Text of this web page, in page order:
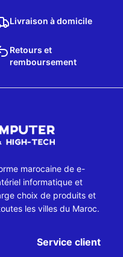
Livraison à domicile
Retours et
remboursement
marocaine de e-
informatique et
choix de produits et
les villes du Maroc.
Service client